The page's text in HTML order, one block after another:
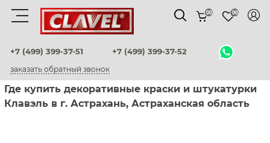
+7 (499) 399-37-51 +7 (499) 399-37-52
заказать обратный звонок
00 00
Материалы
штукатурки венецианские
декоративные краски
Где купить декоративные краски и штукатурки
Клавэль в г. Астрахань, Астраханская область